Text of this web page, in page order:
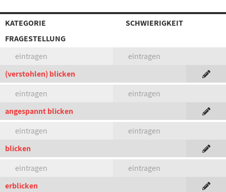
KATEGORIE
SCHWIERIGKEIT
FRAGESTELLUNG
eintragen
eintragen
(verstohlen) blicken
eintragen
eintragen
angespannt blicken
eintragen
eintragen
blicken
eintragen
eintragen
erblicken